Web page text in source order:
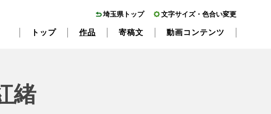
埼玉県トップ 文字サイズ・色合い変更
トップ 作品 寄稿文 動画コンテンツ
緒